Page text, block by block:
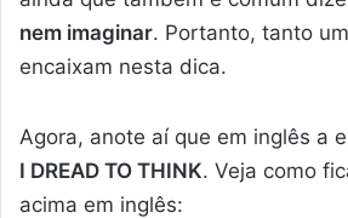
nem imaginar. Portanto, tanto
encaixam nesta dica.
Agora, anote aí que em inglês a
I DREAD TO THINK. Veja como
acima em inglês: